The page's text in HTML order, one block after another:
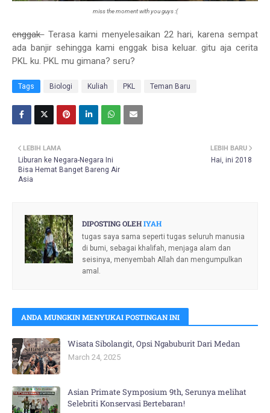
miss the moment with you guys :(
enggakTerasa kami menyelesaikan 22 hari, karena sempat
ada banjir sehingga kami enggak bisa keluar. gitu aja cerita
PKL ku. PKL mu gimana? seru?
Tags Biologi Kuliah PKL Teman Baru
LEBIH BARU
Hai, ini 2018
LEBIH LAMA
Liburan ke Negara-Negara Ini
Bisa Hemat Banget Bareng Air
Asia
DIPOSTING OLEHIYAH
tugas saya sama seperti tugas seluruh manusia
di bumi, sebagai khalifah, menjaga alam dan
seisinya, menyembah Allah dan mengumpulkan
amal.
ANDA MUNGKIN MENYUKAI POSTINGAN INI
Wisata Sibolangit, Opsi Ngabuburit Dari Medan
March 24, 2025
Asian Primate Symposium 9th, Serunya melihat
Selebriti Konservasi Bertebaran!